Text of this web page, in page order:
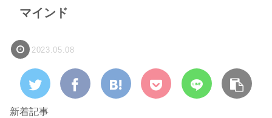
マインド
2023.05.08
新着記事